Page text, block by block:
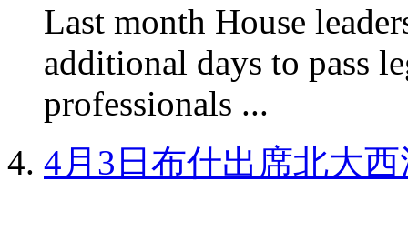
Last month House
additional days to pass
professionals ...
4月3日布什出席北大